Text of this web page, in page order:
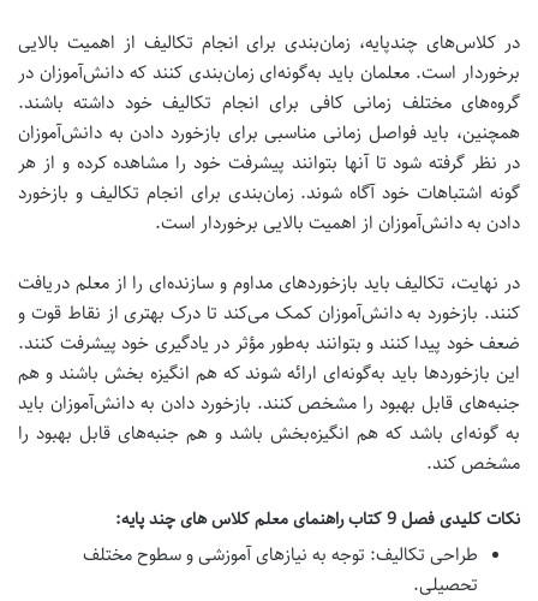
در کلاس‌های چندپایه، زمان‌بندی برای انجام تکالیف از اهمیت بالایی
برخوردار است. معلمان باید به‌گونه‌ای زمان‌بندی کنند که دانش‌آموزان در
گروه‌های مختلف زمانی کافی برای انجام تکالیف خود داشته باشند.
همچنین، باید فواصل زمانی مناسبی برای بازخورد دادن به دانش‌آموزان
در نظر گرفته شود تا آنها بتوانند پیشرفت خود را مشاهده کرده و از هر
گونه اشتباهات خود آگاه شوند. زمان‌بندی برای انجام تکالیف و بازخورد
دادن به دانش‌آموزان از اهمیت بالایی برخوردار است.
در نهایت، تکالیف باید بازخوردهای مداوم و سازنده‌ای را از معلم دریافت
کنند. بازخورد به دانش‌آموزان کمک می‌کند تا درک بهتری از نقاط قوت و
ضعف خود پیدا کنند و بتوانند به‌طور مؤثر در یادگیری خود پیشرفت کنند.
این بازخوردها باید به‌گونه‌ای ارائه شوند که هم انگیزه‌ بخش باشند و هم
جنبه‌های قابل بهبود را مشخص کنند. بازخورد دادن به دانش‌آموزان باید
به گونه‌ای باشد که هم انگیزه‌بخش باشد و هم جنبه‌های قابل بهبود را
مشخص کند.
نکات کلیدی فصل 9 کتاب راهنمای معلم کلاس های چند پایه:
طراحی تکالیف: توجه به نیازهای آموزشی و سطوح مختلف
تحصیلی.